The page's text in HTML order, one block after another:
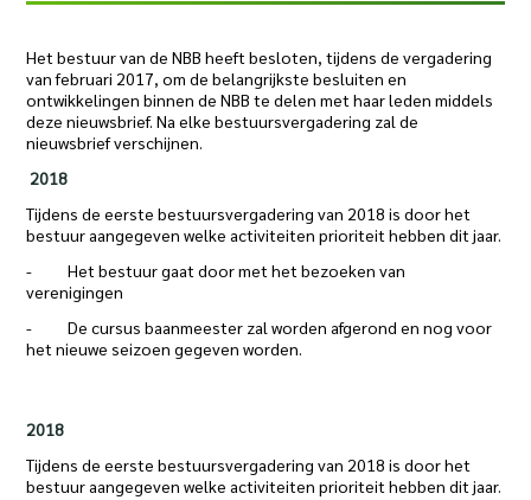
Het bestuur van de NBB heeft besloten, tijdens de vergadering
van februari 2017, om de belangrijkste besluiten en
ontwikkelingen binnen de NBB te delen met haar leden middels
deze nieuwsbrief. Na elke bestuursvergadering zal de
nieuwsbrief verschijnen.
2018
Tijdens de eerste bestuursvergadering van 2018 is door het
bestuur aangegeven welke activiteiten prioriteit hebben dit jaar.
- Het bestuur gaat door met het bezoeken van
verenigingen
- De cursus baanmeester zal worden afgerond en nog voor
het nieuwe seizoen gegeven worden.
2018
Tijdens de eerste bestuursvergadering van 2018 is door het
bestuur aangegeven welke activiteiten prioriteit hebben dit jaar.